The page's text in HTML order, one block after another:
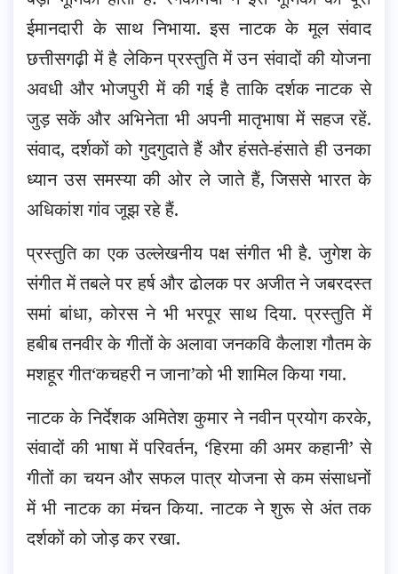
ईमानदारी के साथ निभाया. इस नाटक के मूल संवाद
छत्तीसगढ़ी में है लेकिन प्रस्तुति में उन संवादों की योजना
अवधी और भोजपुरी में की गई है ताकि दर्शक नाटक से
जुड़ सकें और अभिनेता भी अपनी मातृभाषा में सहज रहें.
संवाद, दर्शकों को गुदगुदाते हैं और हंसते-हंसाते ही उनका
ध्यान उस समस्या की ओर ले जाते हैं, जिससे भारत के
अधिकांश गांव जूझ रहे हैं.
प्रस्तुति का एक उल्लेखनीय पक्ष संगीत भी है. जुगेश के
संगीत में तबले पर हर्ष और ढोलक पर अजीत ने जबरदस्त
समां बांधा, कोरस ने भी भरपूर साथ दिया. प्रस्तुति में
हबीब तनवीर के गीतों के अलावा जनकवि कैलाश गौतम के
मशहूर गीत‘कचहरी न जाना’को भी शामिल किया गया.
नाटक के निर्देशक अमितेश कुमार ने नवीन प्रयोग करके,
संवादों की भाषा में परिवर्तन, ‘हिरमा की अमर कहानी’ से
गीतों का चयन और सफल पात्र योजना से कम संसाधनों
में भी नाटक का मंचन किया. नाटक ने शुरू से अंत तक
दर्शकों को जोड़ कर रखा.